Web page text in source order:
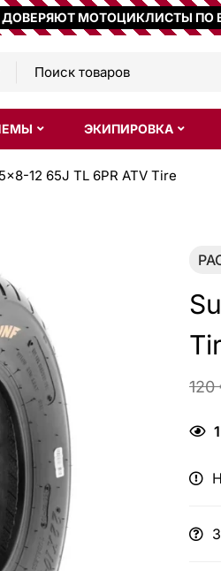
ДОВЕРЯЮТ МОТОЦИКЛИСТЫ ПО
ЭКИПИРОВКА
12 65J TL 6PR ATV Tire
120
1